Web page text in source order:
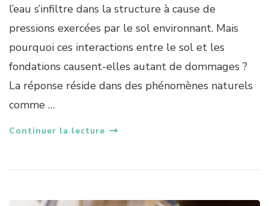
l’eau s’infiltre dans la structure à cause de
pressions exercées par le sol environnant. Mais
pourquoi ces interactions entre le sol et les
fondations causent-elles autant de dommages ?
La réponse réside dans des phénomènes naturels
comme …
Continuer la lecture